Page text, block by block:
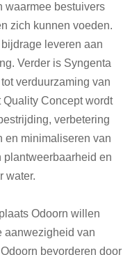
waarmee bestuivers
zich kunnen voeden.
leveren aan
Verder is Syngenta
verduurzaming van
Quality Concept wordt
verbetering
en minimaliseren van
plantweerbaarheid en
water.
Odoorn willen
aanwezigheid van
bevorderen door